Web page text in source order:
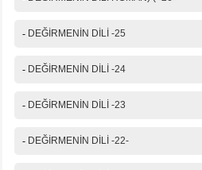
- DEĞİRMENİN DİLİ -25
- DEĞİRMENİN DİLİ -24
- DEĞİRMENİN DİLİ -23
- DEĞİRMENİN DİLİ -22-